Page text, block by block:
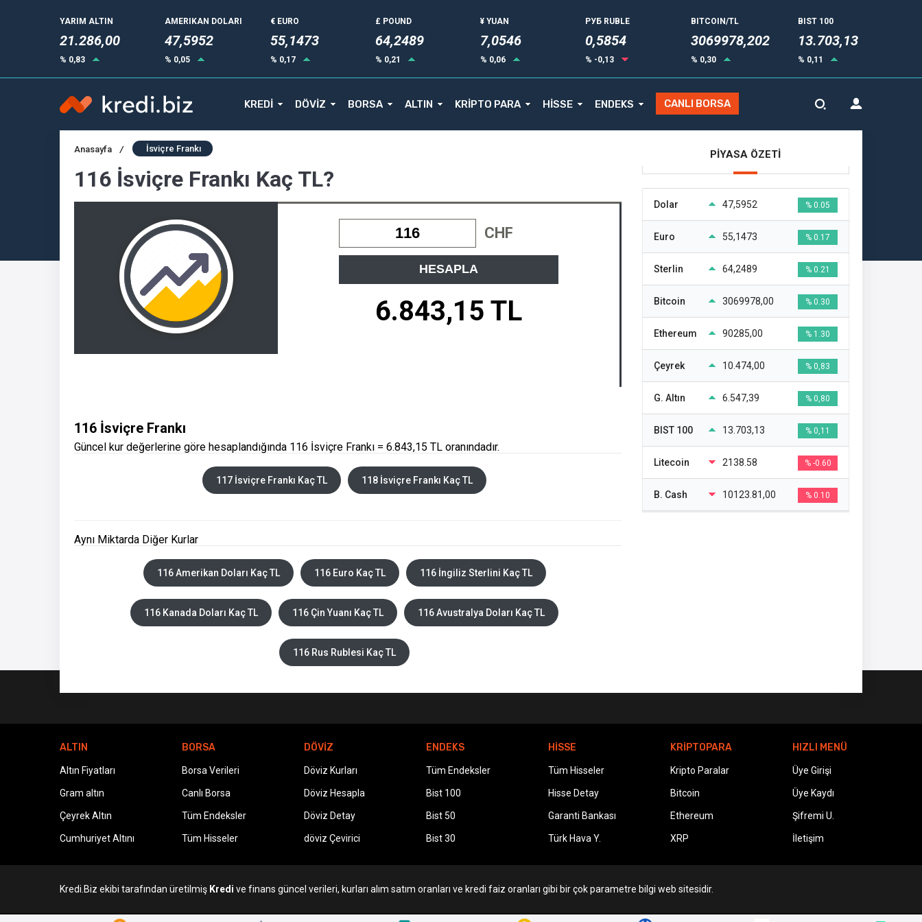
YARIM ALTIN
21.286,00
% 0,83
AMERIKAN DOLARI
47,5952
% 0,05
€ EURO
55,1471
% 0,17
£ POUND
64,2489
% 0,21
¥ YUAN
7,0546
% 0,06
РУБ RUBLE
0,5853
% -0,13
BITCOIN/TL
3069978,202
% 0,30
BIST 100
13.703,13
% 0,11
KREDİ DÖVİZ BORSA ALTIN KRİPTO PARA HİSSE ENDEKS CANLI BORSA
Anasayfa / İsviçre Frankı
116 İsviçre Frankı Kaç TL?
CHF
HESAPLA
6.843,15 TL
116 İsviçre Frankı
Güncel kur değerlerine göre hesaplandığında 116 İsviçre Frankı = 6.843,15 TL oranındadır.
117 İsviçre Frankı Kaç TL 118 İsviçre Frankı Kaç TL
Aynı Miktarda Diğer Kurlar
116 Amerikan Doları Kaç TL 116 Euro Kaç TL 116 İngiliz Sterlini Kaç TL
116 Kanada Doları Kaç TL 116 Çin Yuanı Kaç TL 116 Avustralya Doları Kaç TL
116 Rus Rublesi Kaç TL
PİYASA ÖZETİ
Dolar 47,5952 % 0.05
Euro 55,1473 % 0.17
Sterlin 64,2489 % 0.21
Bitcoin 3069978,00 % 0.30
Ethereum 90285,00 % 1.30
Çeyrek 10.474,00 % 0,83
G. Altın 6.547,39 % 0,80
BIST 100 13.703,13 % 0,11
Litecoin 2138.58 % -0.60
B. Cash 10123.81,00 % 0.10
ALTIN
Altın Fiyatları
Gram altın
Çeyrek Altın
Cumhuriyet Altını
BORSA
Borsa Verileri
Canlı Borsa
Tüm Endeksler
Tüm Hisseler
DÖVİZ
Döviz Kurları
Döviz Hesapla
Döviz Detay
döviz Çevirici
ENDEKS
Tüm Endeksler
Bist 100
Bist 50
Bist 30
HİSSE
Tüm Hisseler
Hisse Detay
Garanti Bankası
Türk Hava Y.
KRİPTOPARA
Kripto Paralar
Bitcoin
Ethereum
XRP
HIZLI MENÜ
Üye Girişi
Üye Kaydı
Şifremi U.
İletişim
Kredi.Biz ekibi tarafından üretilmiş Kredi ve finans güncel verileri, kurları alım satım oranları ve kredi faiz oranları gibi bir çok parametre bilgi web sitesidir.